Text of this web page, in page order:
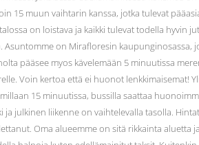
15 muun vaihtarin kanssa, jotka tulevat
on loistava ja kaikki tulevat todella hyvin
on Mirafloresin kaupunginosassa,
pääsee myos kävelemään 5 minuutissa
Voin kertoa että ei huonot lenkkimaisemat!
15 minuutissa, bussilla saattaa
julkinen liikenne on vaihtelevalla tasolla.
Oma alueemme on sitä rikkainta aluetta